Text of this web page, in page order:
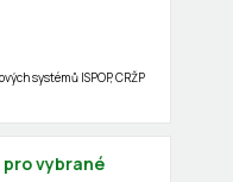
systémů ISPOP, CRŽP
vybrané